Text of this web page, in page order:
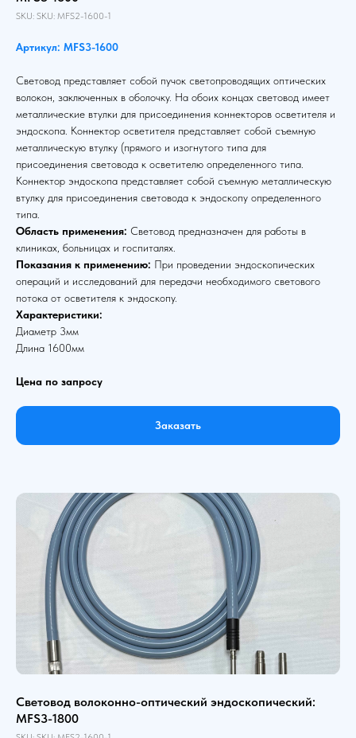
SKU: SKU: MFS2-1600-1
Артикул: MFS3-1600
Световод представляет собой пучок светопроводящих оптических
волокон, заключенных в оболочку. На обоих концах световод имеет
металлические втулки для присоединения коннекторов осветителя и
эндоскопа. Коннектор осветителя представляет собой съемную
металлическую втулку (прямого и изогнутого типа для
присоединения световода к осветителю определенного типа.
Коннектор эндоскопа представляет собой съемную металлическую
втулку для присоединения световода к эндоскопу определенного
типа.
Область применения: Световод предназначен для работы в
клиниках, больницах и госпиталях.
Показания к применению: При проведении эндоскопических
операций и исследований для передачи необходимого светового
потока от осветителя к эндоскопу.
Характеристики:
Диаметр 3мм
Длина 1600мм
Цена по запросу
Заказать
Световод волоконно-оптический эндоскопический:
MFS3-1800